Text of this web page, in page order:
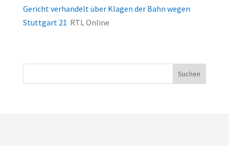
Gericht verhandelt über Klagen der Bahn wegen
Stuttgart 21 RTL Online
Suchen